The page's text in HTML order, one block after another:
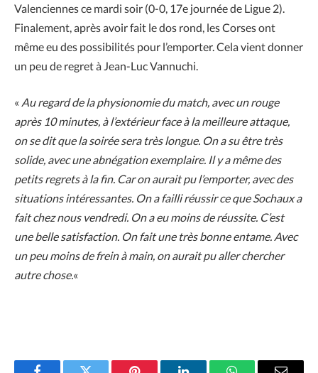
Valenciennes ce mardi soir (0-0, 17e journée de Ligue 2).
Finalement, après avoir fait le dos rond, les Corses ont
même eu des possibilités pour l’emporter. Cela vient donner
un peu de regret à Jean-Luc Vannuchi.
« Au regard de la physionomie du match, avec un rouge
après 10 minutes, à l’extérieur face à la meilleure attaque,
on se dit que la soirée sera très longue. On a su être très
solide, avec une abnégation exemplaire. Il y a même des
petits regrets à la fin. Car on aurait pu l’emporter, avec des
situations intéressantes. On a failli réussir ce que Sochaux a
fait chez nous vendredi. On a eu moins de réussite. C’est
une belle satisfaction. On fait une très bonne entame. Avec
un peu moins de frein à main, on aurait pu aller chercher
autre chose.«